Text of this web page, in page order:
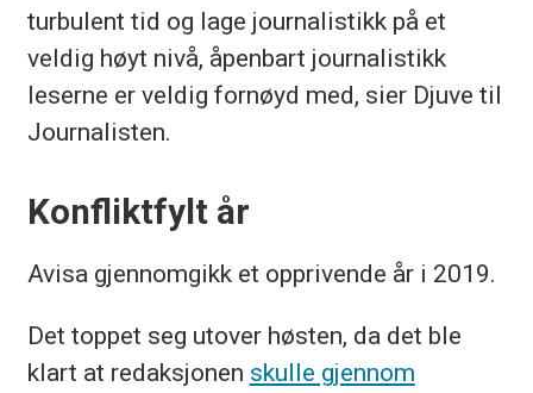
turbulent tid og lage journalistikk på et
veldig høyt nivå, åpenbart journalistikk
leserne er veldig fornøyd med, sier Djuve til
Journalisten.
Konfliktfylt år
Avisa gjennomgikk et opprivende år i 2019.
Det toppet seg utover høsten, da det ble
klart at redaksjonen skulle gjennom